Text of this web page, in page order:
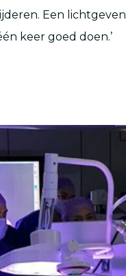
Een
keer goed doen.’